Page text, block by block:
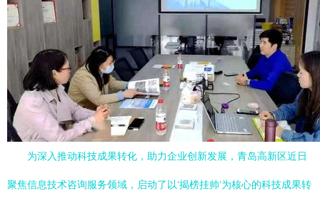
为深入推动科技成果转化，助力企业创新发展，青岛高新区近日
聚焦信息技术咨询服务领域，启动了以‘揭榜挂帅’为核心的科技成果转